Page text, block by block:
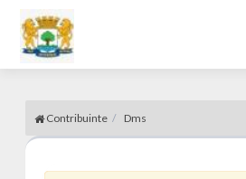
Contribuinte Dms